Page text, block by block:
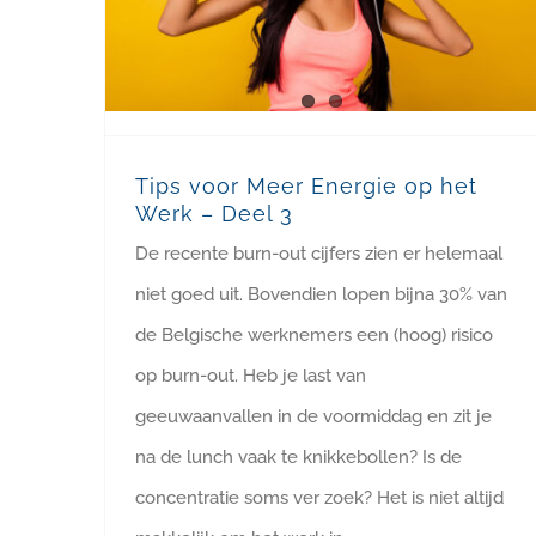
Tips voor Meer Energie op het
Werk – Deel 3
De recente burn-out cijfers zien er helemaal
niet goed uit. Bovendien lopen bijna 30% van
de Belgische werknemers een (hoog) risico
op burn-out. Heb je last van
geeuwaanvallen in de voormiddag en zit je
na de lunch vaak te knikkebollen? Is de
concentratie soms ver zoek? Het is niet altijd